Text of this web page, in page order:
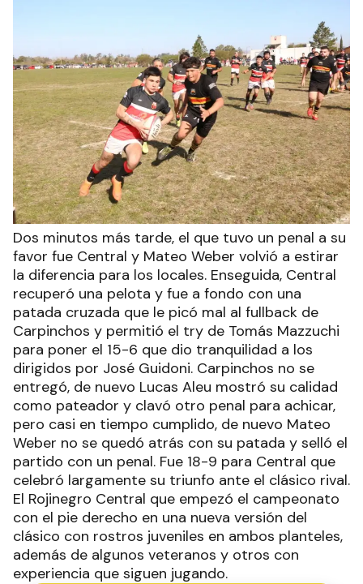
Dos minutos más tarde, el que tuvo un penal a su
favor fue Central y Mateo Weber volvió a estirar
la diferencia para los locales. Enseguida, Central
recuperó una pelota y fue a fondo con una
patada cruzada que le picó mal al fullback de
Carpinchos y permitió el try de Tomás Mazzuchi
para poner el 15-6 que dio tranquilidad a los
dirigidos por José Guidoni. Carpinchos no se
entregó, de nuevo Lucas Aleu mostró su calidad
como pateador y clavó otro penal para achicar,
pero casi en tiempo cumplido, de nuevo Mateo
Weber no se quedó atrás con su patada y selló el
partido con un penal. Fue 18-9 para Central que
celebró largamente su triunfo ante el clásico rival.
El Rojinegro Central que empezó el campeonato
con el pie derecho en una nueva versión del
clásico con rostros juveniles en ambos planteles,
además de algunos veteranos y otros con
experiencia que siguen jugando.